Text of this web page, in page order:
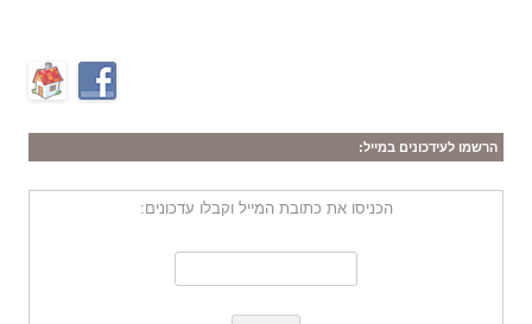
הרשמו לעידכונים במייל:
הכניסו את כתובת המייל וקבלו עדכונים: